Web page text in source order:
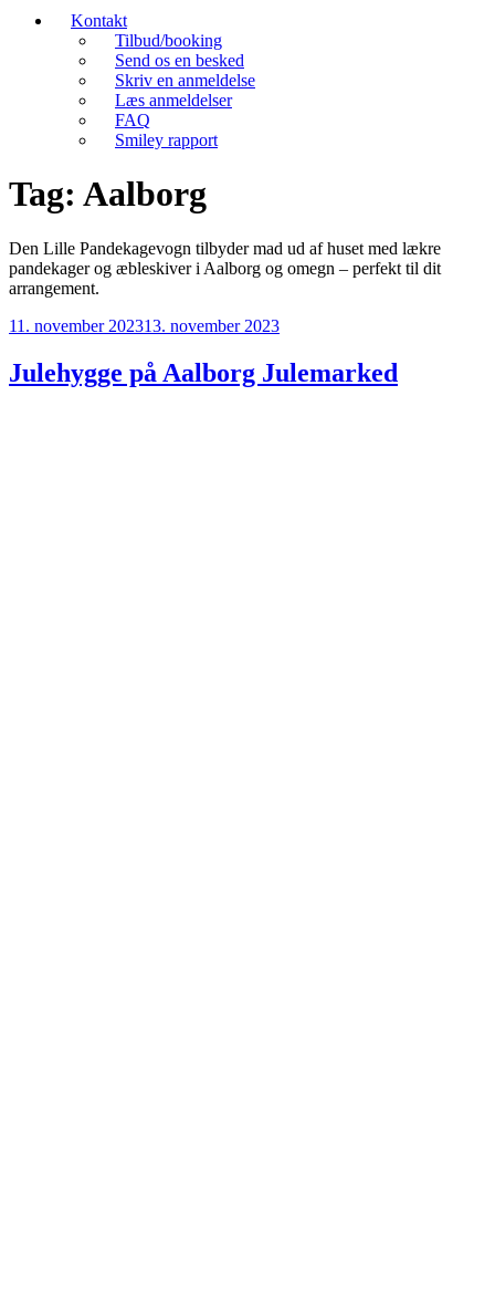
Kontakt
Tilbud/booking
Send os en besked
Skriv en anmeldelse
Læs anmeldelser
FAQ
Smiley rapport
Tag: Aalborg
Den Lille Pandekagevogn tilbyder mad ud af huset med lækre
pandekager og æbleskiver i Aalborg og omegn – perfekt til dit
arrangement.
Udgivet
11. november 202313. november 2023
Julehygge på Aalborg Julemarked